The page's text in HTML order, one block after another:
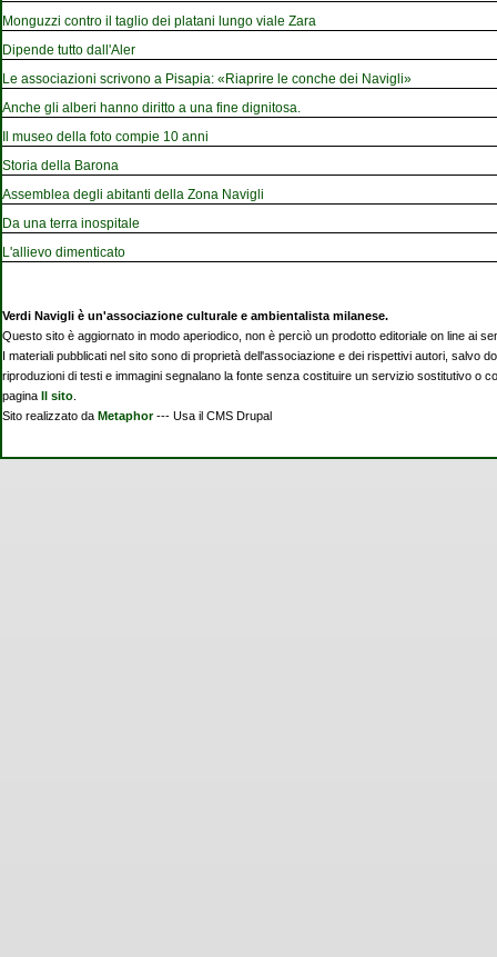
Monguzzi contro il taglio dei platani lungo viale Zara
Dipende tutto dall'Aler
Le associazioni scrivono a Pisapia: «Riaprire le conche dei Navigli»
Anche gli alberi hanno diritto a una fine dignitosa.
Il museo della foto compie 10 anni
Storia della Barona
Assemblea degli abitanti della Zona Navigli
Da una terra inospitale
L'allievo dimenticato
Verdi Navigli è un'associazione culturale e ambientalista milanese.
Questo sito è aggiornato in modo aperiodico, non è perciò un prodotto editoriale on line ai
I materiali pubblicati nel sito sono di proprietà dell'associazione e dei rispettivi autori, salvo
riproduzioni di testi e immagini segnalano la fonte senza costituire un servizio sostitutivo o
pagina Il sito
Sito realizzato da Metaphor--- Usa il CMS Drupal